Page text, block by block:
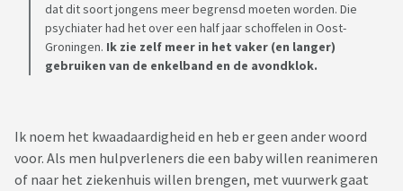
dat dit soort jongens meer begrensd moeten worden. Die
psychiater had het over een half jaar schoffelen in Oost-
Groningen. Ik zie zelf meer in het vaker (en langer)
gebruiken van de enkelband en de avondklok.
Ik noem het kwaadaardigheid en heb er geen ander woord
voor. Als men hulpverleners die een baby willen reanimeren
of naar het ziekenhuis willen brengen, met vuurwerk gaat